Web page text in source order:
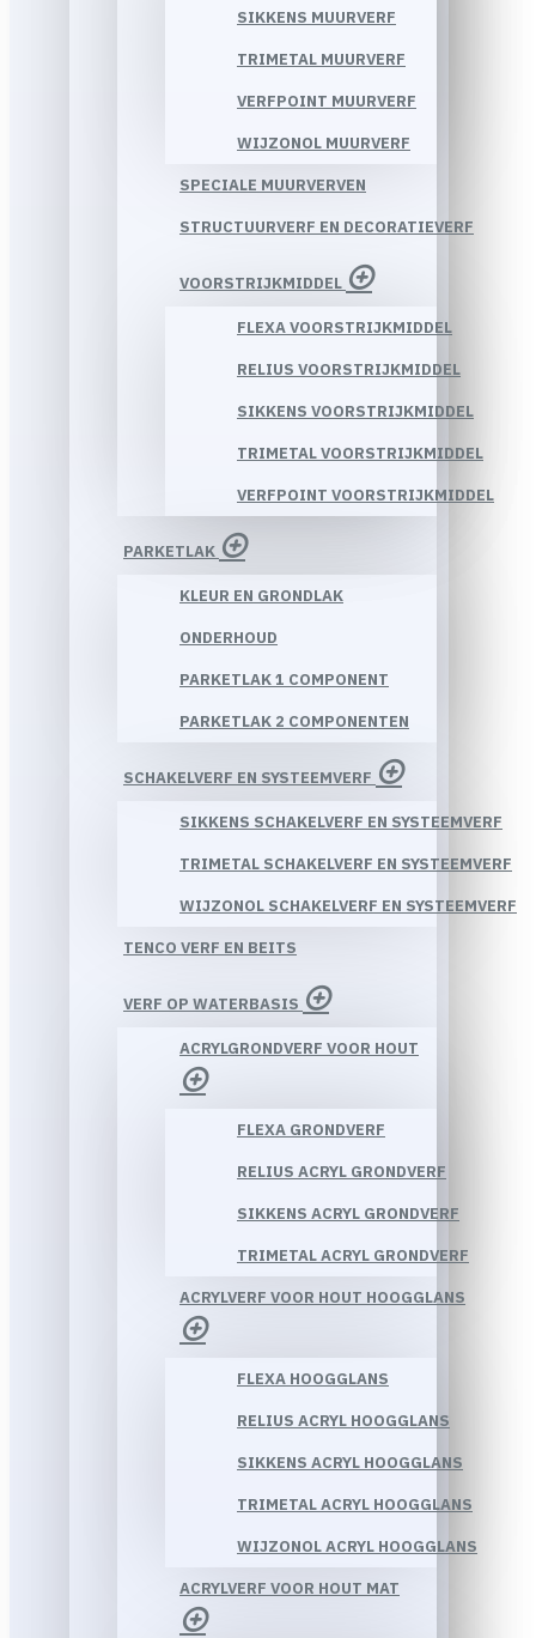
SIKKENS MUURVERF
TRIMETAL MUURVERF
VERFPOINT MUURVERF
WIJZONOL MUURVERF
SPECIALE MUURVERVEN
STRUCTUURVERF EN DECORATIEVERF
VOORSTRIJKMIDDEL
FLEXA VOORSTRIJKMIDDEL
RELIUS VOORSTRIJKMIDDEL
SIKKENS VOORSTRIJKMIDDEL
TRIMETAL VOORSTRIJKMIDDEL
VERFPOINT VOORSTRIJKMIDDEL
PARKETLAK
KLEUR EN GRONDLAK
ONDERHOUD
PARKETLAK 1 COMPONENT
PARKETLAK 2 COMPONENTEN
SCHAKELVERF EN SYSTEEMVERF
SIKKENS SCHAKELVERF EN SYSTEEMVERF
TRIMETAL SCHAKELVERF EN SYSTEEMVERF
WIJZONOL SCHAKELVERF EN SYSTEEMVERF
TENCO VERF EN BEITS
VERF OP WATERBASIS
ACRYLGRONDVERF VOOR HOUT
FLEXA GRONDVERF
RELIUS ACRYL GRONDVERF
SIKKENS ACRYL GRONDVERF
TRIMETAL ACRYL GRONDVERF
ACRYLVERF VOOR HOUT HOOGGLANS
FLEXA HOOGGLANS
RELIUS ACRYL HOOGGLANS
SIKKENS ACRYL HOOGGLANS
TRIMETAL ACRYL HOOGGLANS
WIJZONOL ACRYL HOOGGLANS
ACRYLVERF VOOR HOUT MAT